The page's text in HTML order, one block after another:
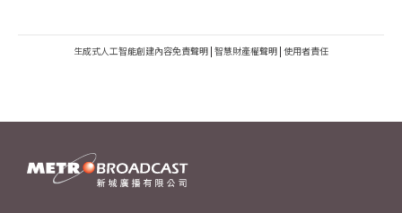
生成式人工智能創建內容免責聲明 | 智慧財產權聲明 | 使用者責任